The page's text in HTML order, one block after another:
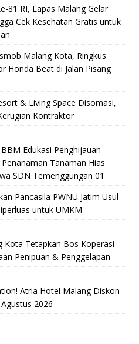
81 RI, Lapas Malang Gelar
Cek Kesehatan Gratis untuk
Malang Kota, Ringkus
Honda Beat di Jalan Pisang
& Living Space Disomasi,
Kontraktor
Edukasi Penghijauan
Tanaman Hias
SDN Temenggungan 01
Pancasila PWNU Jatim Usul
untuk UMKM
Kota Tetapkan Bos Koperasi
Penipuan & Penggelapan
Atria Hotel Malang Diskon
2026